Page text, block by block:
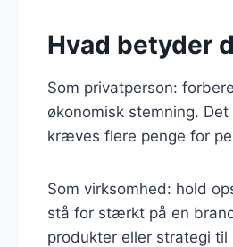
Hvad betyder
Som privatperson:
økonomisk stemning.
kræves flere penge for
Som virksomhed: hold
stå for stærkt på en
produkter eller strategi til